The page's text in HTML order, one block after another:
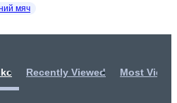
мяч
Recently Viewed Most